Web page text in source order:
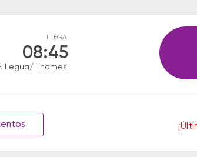
LLEGA
08:45
Legua/ Thames